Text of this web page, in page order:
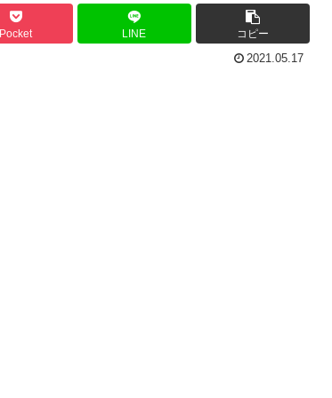
Pocket LINE コピー
2021.05.17